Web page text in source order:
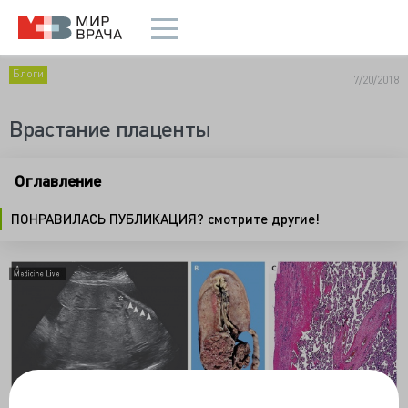
Блоги 7/20/2018
Врастание плаценты
Оглавление
ПОНРАВИЛАСЬ ПУБЛИКАЦИЯ? смотрите другие!